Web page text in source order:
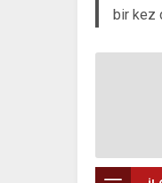
bir kez